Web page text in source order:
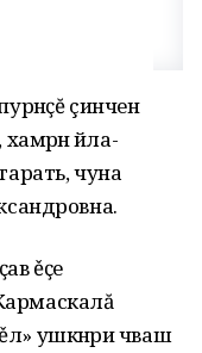
çинчен
йӑла-
чуна
ěҫе
ушкӑнри чӑваш